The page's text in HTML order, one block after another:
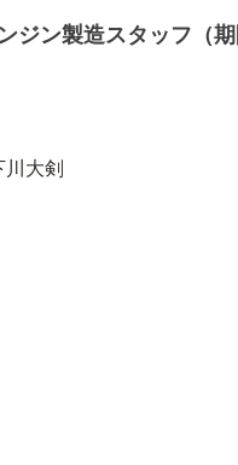
ジン製造スタッフ（
大剣